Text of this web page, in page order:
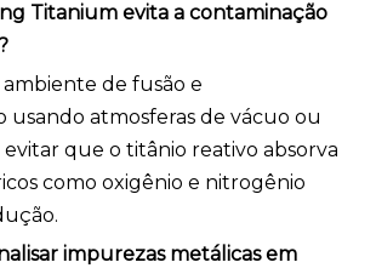
Titanium evita a contaminação
de fusão e
usando atmosferas de vácuo ou
que o titânio reativo absorva
como oxigênio e nitrogênio
impurezas metálicas em